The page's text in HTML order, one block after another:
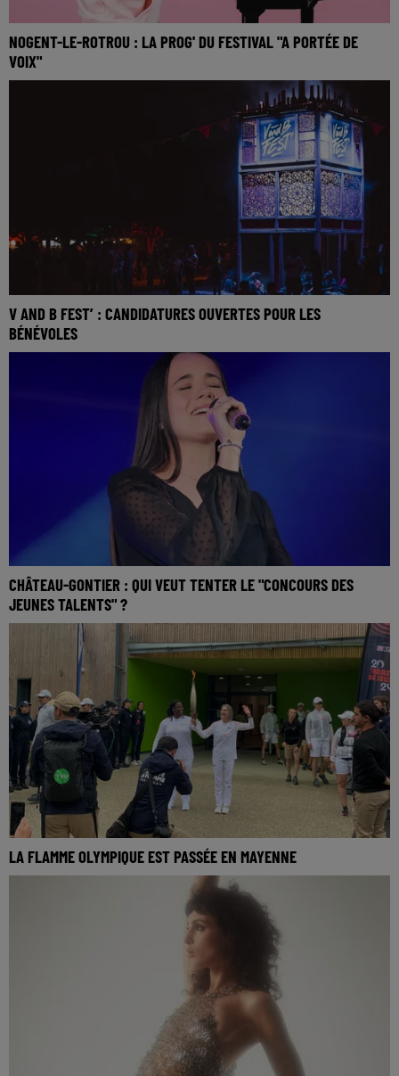
NOGENT-LE-ROTROU : LA PROG' DU FESTIVAL "A PORTÉE DE
VOIX"
V AND B FEST’ : CANDIDATURES OUVERTES POUR LES
BÉNÉVOLES
CHÂTEAU-GONTIER : QUI VEUT TENTER LE "CONCOURS DES
JEUNES TALENTS" ?
LA FLAMME OLYMPIQUE EST PASSÉE EN MAYENNE